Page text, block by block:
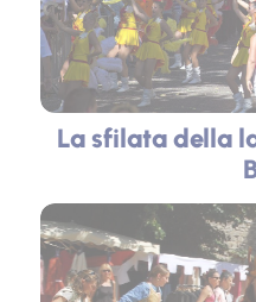
La sfilata della
Foto